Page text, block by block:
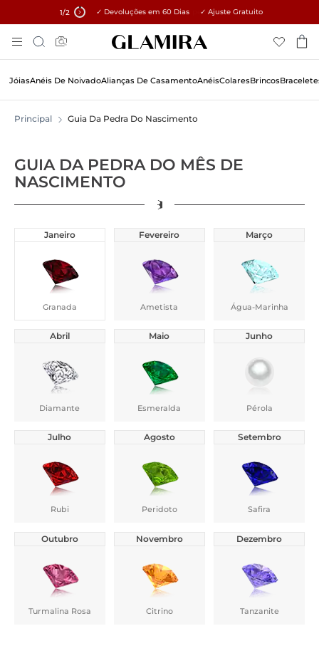
1/2 15% em todos os pedidos →
✓ Devoluções em 60 Dias ✓ Ajuste Gratuito
Para
O
Pesquisar
JóiasAnéis De NoivadoAlianças De CasamentoAnéisColaresBrincos
Principal Guia Da Pedra Do Nascimento
GUIA DA PEDRA DO MÊS DE
NASCIMENTO
Janeiro
Granada
Fevereiro
Ametista
Março
Água-Marinha
Abril
Diamante
Maio
Esmeralda
Junho
Pérola
Julho
Rubi
Agosto
Peridoto
Setembro
Safira
Outubro
Turmalina Rosa
Novembro
Citrino
Dezembro
Tanzanite